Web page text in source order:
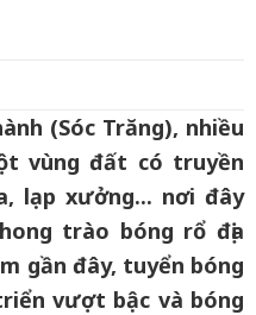
(Sóc Trăng), nhiều
vùng đất có truyền
lạp xưởng... nơi đây
trào bóng rổ địa
gần đây, tuyển bóng
vượt bậc và bóng